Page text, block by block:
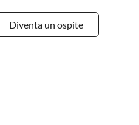
Diventa un ospite